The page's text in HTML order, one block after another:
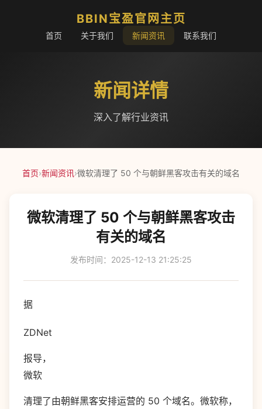
BBIN宝盈官网主页
首页 关于我们 新闻资讯 联系我们
新闻详情
深入了解行业资讯
首页›新闻资讯›微软清理了 50 个与朝鲜黑客攻击有关的域名
微软清理了 50 个与朝鲜黑客攻击
有关的域名
发布时间：2025-12-13 21:25:25
据
ZDNet
报导，
微软
清理了由朝鲜黑客安排运营的 50 个域名。微软称，